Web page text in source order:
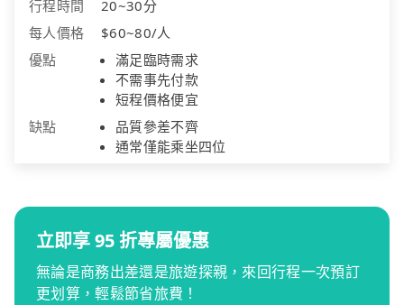
行程時間
20~30分
每人價格
$60~80/人
優點
滿足臨時需求
不需事先付款
短程價格便宜
缺點
品質參差不齊
通常僅能乘坐四位
立即享 95 折專屬優惠
無論是商務出差還是旅遊探親，來回行程一次預訂
更划算，輕鬆節省旅費！